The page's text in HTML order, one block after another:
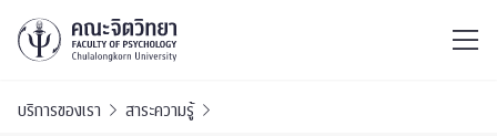
บริการของเรา สาระความรู้